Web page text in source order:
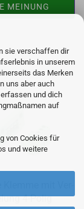
sie verschaffen dir
in unserem
das Merken
uns aber auch
und dich
auf
von Cookies für
und weitere
MEINUNG
mit Ver­
4-​Polig